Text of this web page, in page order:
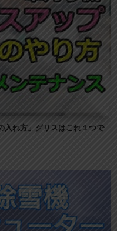
入れ方」グリスはこれ１つで